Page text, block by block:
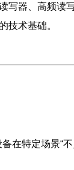
写器、高频读
技术基础。
备在特定场景“